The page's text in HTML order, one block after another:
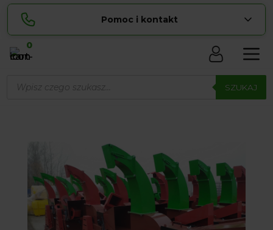
Pomoc i kontakt
Lucyna
pokaż numer
zamowienia@ ...
biuro@ ... pokaż e-mail
Biuro obsługi klienta czynne Pn-Sb: 8:00 – 20:00
0
produktów SZUKAJ